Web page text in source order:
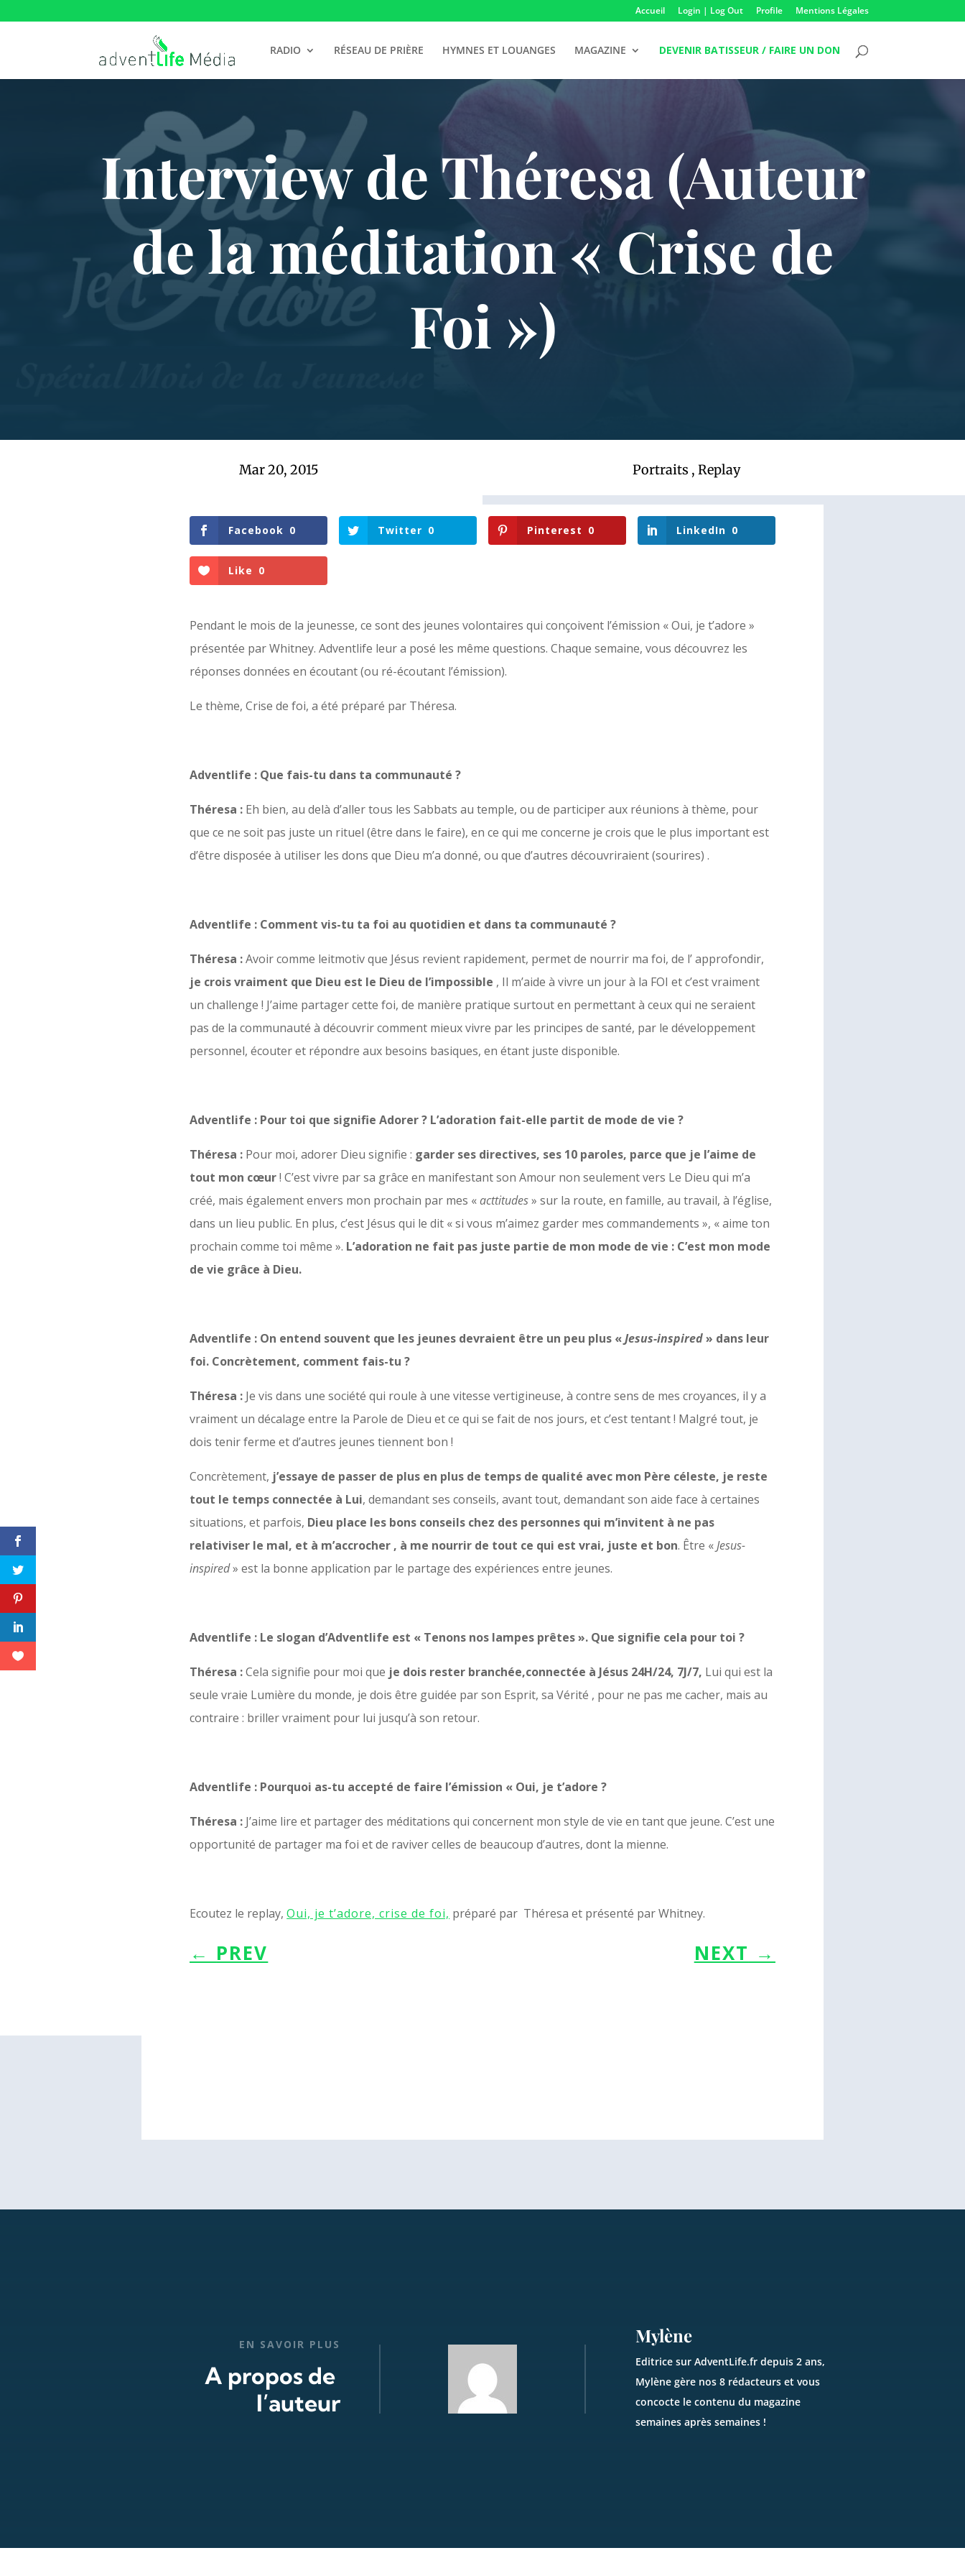
Accueil Login | Log Out Profile Mentions Légales
RADIO RÉSEAU DE PRIÈRE HYMNES ET LOUANGES MAGAZINE DEVENIR BATISSEUR / FAIRE UN DON
Interview de Théresa (Auteur
de la méditation « Crise de
Foi »)
Mar 20, 2015 Portraits , Replay
Facebook 0 Twitter 0 Pinterest 0 LinkedIn 0
Like 0
Pendant le mois de la jeunesse, ce sont des jeunes volontaires qui conçoivent l’émission « Oui, je t’adore »
présentée par Whitney. Adventlife leur a posé les même questions. Chaque semaine, vous découvrez les
réponses données en écoutant (ou ré-écoutant l’émission).
Le thème, Crise de foi, a été préparé par Théresa.
Adventlife : Que fais-tu dans ta communauté ?
Théresa : Eh bien, au delà d’aller tous les Sabbats au temple, ou de participer aux réunions à thème, pour
que ce ne soit pas juste un rituel (être dans le faire), en ce qui me concerne je crois que le plus important est
d’être disposée à utiliser les dons que Dieu m’a donné, ou que d’autres découvriraient (sourires) .
Adventlife : Comment vis-tu ta foi au quotidien et dans ta communauté ?
Théresa :Avoir comme leitmotiv que Jésus revient rapidement, permet de nourrir ma foi, de l’ approfondir,
je crois vraiment que Dieu est le Dieu de l’impossible , Il m’aide à vivre un jour à la FOI et c’est vraiment
un challenge ! J’aime partager cette foi, de manière pratique surtout en permettant à ceux qui ne seraient
pas de la communauté à découvrir comment mieux vivre par les principes de santé, par le développement
personnel, écouter et répondre aux besoins basiques, en étant juste disponible.
Adventlife : Pour toi que signifie Adorer ? L’adoration fait-elle partit de mode de vie ?
Théresa : Pour moi, adorer Dieu signifie : garder ses directives, ses 10 paroles, parce que je l’aime de
tout mon cœur! C’est vivre par sa grâce en manifestant son Amour non seulement vers Le Dieu qui m’a
créé, mais également envers mon prochain par mes «acttitudes» sur la route, en famille, au travail, à l’église,
dans un lieu public. En plus, c’est Jésus qui le dit « si vous m’aimez garder mes commandements », « aime ton
prochain comme toi même ». L’adoration ne fait pas juste partie de mon mode de vie : C’est mon mode
de vie grâce à Dieu.
Adventlife : On entend souvent que les jeunes devraient être un peu plus «Jesus-inspired» dans leur
foi. Concrètement, comment fais-tu ?
Théresa : Je vis dans une société qui roule à une vitesse vertigineuse, à contre sens de mes croyances, il y a
vraiment un décalage entre la Parole de Dieu et ce qui se fait de nos jours, et c’est tentant ! Malgré tout, je
dois tenir ferme et d’autres jeunes tiennent bon !
Concrètement, j’essaye de passer de plus en plus de temps de qualité avec mon Père céleste, je reste
tout le temps connectée à Lui, demandant ses conseils, avant tout, demandant son aide face à certaines
situations, et parfois, Dieu place les bons conseils chez des personnes qui m’invitent à ne pas
relativiser le mal, et à m’accrocher , à me nourrir de tout ce qui est vrai, juste et bon. Être «Jesus-
inspired» est la bonne application par le partage des expériences entre jeunes.
Adventlife : Le slogan d’Adventlife est « Tenons nos lampes prêtes ». Que signifie cela pour toi ?
Théresa :Cela signifie pour moi que je dois rester branchée,connectée à Jésus 24H/24, 7J/7, Lui qui est la
seule vraie Lumière du monde, je dois être guidée par son Esprit, sa Vérité , pour ne pas me cacher, mais au
contraire : briller vraiment pour lui jusqu’à son retour.
Adventlife : Pourquoi as-tu accepté de faire l’émission « Oui, je t’adore ?
Théresa : J’aime lire et partager des méditations qui concernent mon style de vie en tant que jeune. C’est une
opportunité de partager ma foi et de raviver celles de beaucoup d’autres, dont la mienne.
Ecoutez le replay,Oui, je t’adore, crise de foi, préparé par Théresa et présenté par Whitney.
← PREV NEXT →
EN SAVOIR PLUS
A propos de
l’auteur
Mylène
Editrice sur AdventLife.fr depuis 2 ans,
Mylène gère nos 8 rédacteurs et vous
concocte le contenu du magazine
semaines après semaines !